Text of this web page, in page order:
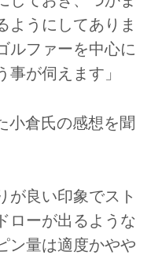
ようにしてありま
ルファーを中心に
が伺えます」
小倉氏の感想を聞
が良い印象でスト
ローが出るような
ン量は適度かやや